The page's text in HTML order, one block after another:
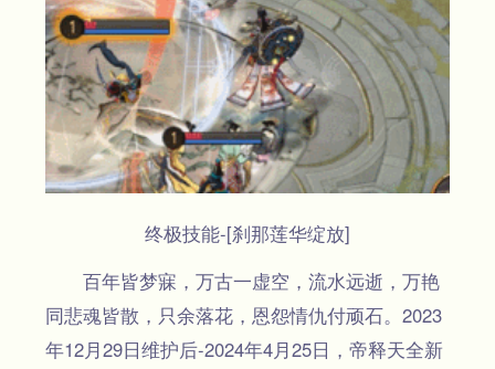
终极技能-[刹那莲华绽放]
百年皆梦寐，万古一虚空，流水远逝，万艳
同悲魂皆散，只余落花，恩怨情仇付顽石。2023
年12月29日维护后-2024年4月25日，帝释天全新